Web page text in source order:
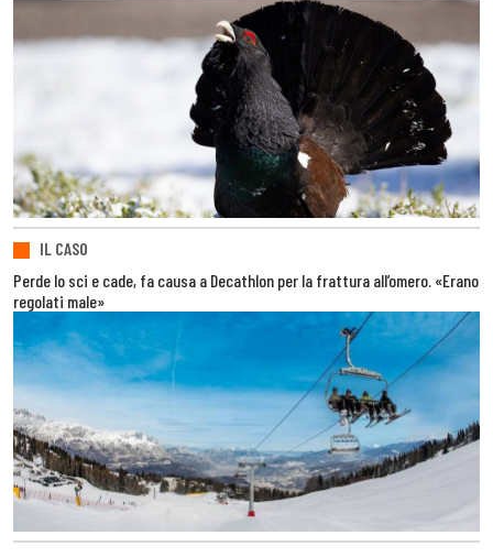
IL CASO
Perde lo sci e cade, fa causa a Decathlon per la frattura all’omero. «Erano
regolati male»